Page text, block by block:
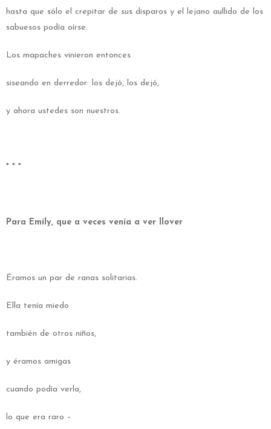
hasta que sólo el crepitar de sus disparos y el lejano aullido de los
sabuesos podía oírse.
Los mapaches vinieron entonces
siseando en derredor: los dejó, los dejó,
y ahora ustedes son nuestros.
* * *
Para Emily, que a veces venía a ver llover
Éramos un par de ranas solitarias.
Ella tenía miedo
también de otros niños,
y éramos amigas
cuando podía verla,
lo que era raro –